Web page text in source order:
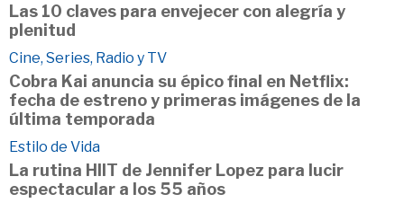
Las 10 claves para envejecer con alegría y
plenitud
Cine, Series, Radio y TV
Cobra Kai anuncia su épico final en Netflix:
fecha de estreno y primeras imágenes de la
última temporada
Estilo de Vida
La rutina HIIT de Jennifer Lopez para lucir
espectacular a los 55 años